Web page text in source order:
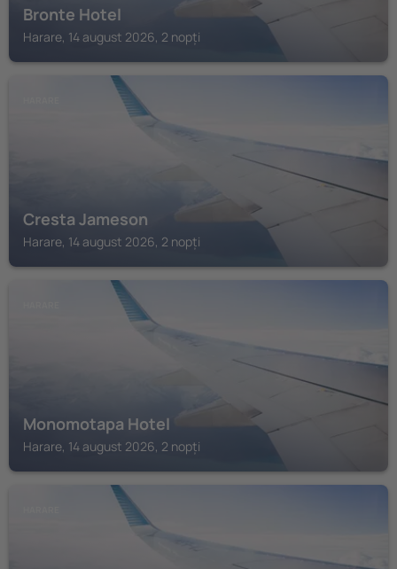
Bronte Hotel
Harare, 14 august 2026, 2 nopți
Cresta Jameson
Harare, 14 august 2026, 2 nopți
Monomotapa Hotel
Harare, 14 august 2026, 2 nopți